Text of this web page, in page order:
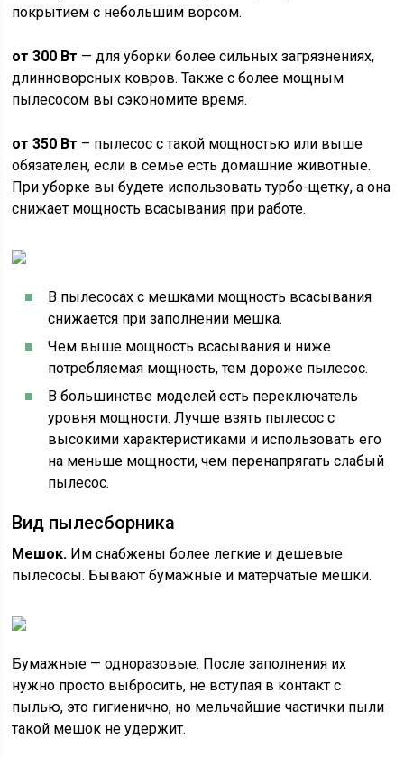
покрытием с небольшим ворсом.
от 300 Вт — для уборки более сильных загрязнениях,
длинноворсных ковров. Также с более мощным
пылесосом вы сэкономите время.
от 350 Вт – пылесос с такой мощностью или выше
обязателен, если в семье есть домашние животные.
При уборке вы будете использовать турбо-щетку, а она
снижает мощность всасывания при работе.
В пылесосах с мешками мощность всасывания
снижается при заполнении мешка.
Чем выше мощность всасывания и ниже
потребляемая мощность, тем дороже пылесос.
В большинстве моделей есть переключатель
уровня мощности. Лучше взять пылесос с
высокими характеристиками и использовать его
на меньше мощности, чем перенапрягать слабый
пылесос.
Вид пылесборника
Мешок. Им снабжены более легкие и дешевые
пылесосы. Бывают бумажные и матерчатые мешки.
Бумажные — одноразовые. После заполнения их
нужно просто выбросить, не вступая в контакт с
пылью, это гигиенично, но мельчайшие частички пыли
такой мешок не удержит.